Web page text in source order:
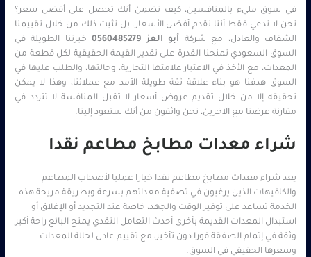
في سوق مليء بالمنافسين، كيف تضمن أنك تحصل على أفضل سعر؟
نحن لا ندعي فقط أننا نقدم أفضل الأسعار. بل نثبت ذلك من خلال تقييمنا
الشفاف والعادل، مع شركة أبو العز 0560485279 خبرتنا الطويلة في
السوق السعودي تمنحنا القدرة على تقدير القيمة الحقيقية لكل قطعة من
المعدات، مع الأخذ في الاعتبار علامتها التجارية، وحالتها، والطلب عليها في
السوق هدفنا هو بناء علاقة ثقة طويلة الأمد مع عملائنا، وهذا لا يمكن
تحقيقه إلا من خلال تقديم عروض أسعار لا تقبل المنافسة لا تتردد في
مقارنة عرضنا مع الآخرين، نحن واثقون من أنك ستعود إلينا.
شراء معدات مطابخ مطاعم نقدا
يعد شراء معدات مطابخ مطاعم نقدا خيارا عمليا لأصحاب المطاعم
والكافيهات الذين يرغبون في تصفية معداتهم بسرعة وبطريقة مريحة هذه
الخدمة تساعد على توفير الوقت والجهد، خاصة عند التجديد أو الإغلاق أو
استبدال المعدات القديمة بأخرى أحدث التعامل النقدي يمنح البائع راحة أكبر
وثقة في إتمام الصفقة فورا دون تأخير، مع تقييم عادل لحالة المعدات
وسعرها الحقيقي في السوق.